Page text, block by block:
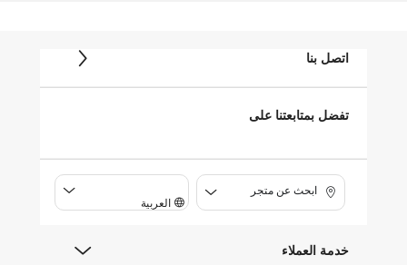
اتصل بنا
تفضل بمتابعتنا على
ابحث عن متجر
العربية
خدمة العملاء